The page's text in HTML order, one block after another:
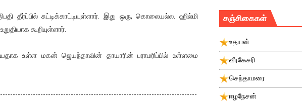
தீர்ப்பில் சுட்டிக்காட்டியுள்ளார். இது ஒரு, கொலையல்ல. ஹில்மி
கூறியுள்ளார்.
உள்ள மகன் ஜெயந்தாவின் தாயாரின் பராமரிப்பில் உள்ளமை
சஞ்சிகைகள்
உதயன்
வீரகேசரி
செந்தாமரை
ஈழநேசன்